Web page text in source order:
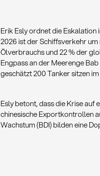
Erik Esly ordnet die
2026 ist der Schiffsverkehr
Ölverbrauchs und 22 % der
Engpass an der Meerenge
geschätzt 200 Tanker sitzen
Esly betont, dass die Krise
chinesische Exportkontrollen
Wachstum (BDI) bilden eine